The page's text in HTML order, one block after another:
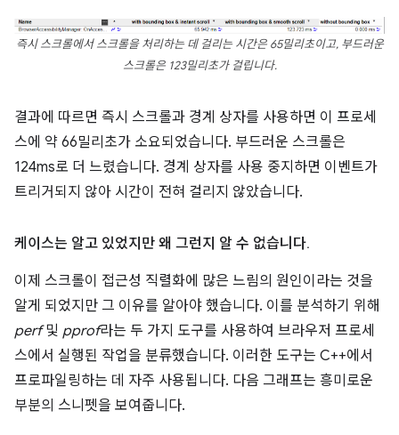
즉시 스크롤에서 스크롤을 처리하는 데 걸리는 시간은 65밀리초이고, 부드러운
스크롤은 123밀리초가 걸립니다.
결과에 따르면 즉시 스크롤과 경계 상자를 사용하면 이 프로세
스에 약 66밀리초가 소요되었습니다. 부드러운 스크롤은
124ms로 더 느렸습니다. 경계 상자를 사용 중지하면 이벤트가
트리거되지 않아 시간이 전혀 걸리지 않았습니다.
케이스는 알고 있었지만 왜 그런지 알 수 없습니다.
이제 스크롤이 접근성 직렬화에 많은 느림의 원인이라는 것을
알게 되었지만 그 이유를 알아야 했습니다. 이를 분석하기 위해
perf및 pprof라는 두 가지 도구를 사용하여 브라우저 프로세
스에서 실행된 작업을 분류했습니다. 이러한 도구는 C++에서
프로파일링하는 데 자주 사용됩니다. 다음 그래프는 흥미로운
부분의 스니펫을 보여줍니다.